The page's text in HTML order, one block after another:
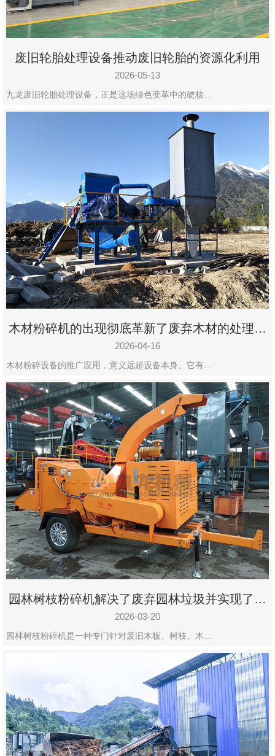
废旧轮胎处理设备推动废旧轮胎的资源化利用
2026-05-13
九龙废旧轮胎处理设备，正是这场绿色变革中的硬核…
木材粉碎机的出现彻底革新了废弃木材的处理模
式
2026-04-16
木材粉碎设备的推广应用，意义远超设备本身。它有…
园林树枝粉碎机解决了废弃园林垃圾并实现了再
利用
2026-03-20
园林树枝粉碎机是一种专门针对废旧木板、树枝、木…